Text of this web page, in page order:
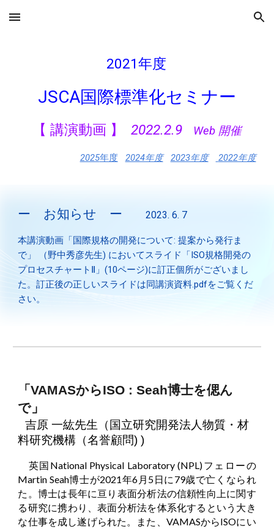
Skip to main content Skip to navigation
2021年度
JSCA国際標準化セミナー
【 講演動画 】 2022.2.9 Web 開催
2025年度 2024年度 2023年度 2022年度
ー お知らせ ー 2023. 6. 7
本講演動画「国際規格の開発について:提案から発行ま
で」
（野中秀彦先生) においてスライド「ISO規格開発の
プロセスチャートⅡ」(10ページ)に訂正個所がございまし
た。訂正後の正しいスライドは同講演資料.pdfをご覧くだ
さい。
「VAMASからISO : Seah博士を偲ん
で」
吉原 一紘先生（国立研究開発法人物質・材
料研究機構（名誉顧問) )
英国National Physical Laboratory (NPL)フェローの
Martin Seah博士が2021年6月5日に79歳で亡くなられ
た 。 博士は長年に亘り表面分析法の信頼性向上に関す
る研究に携わり
、表面分析法を体系化するという大き
な仕事を成し遂げられた。また
VAMASからISOにい